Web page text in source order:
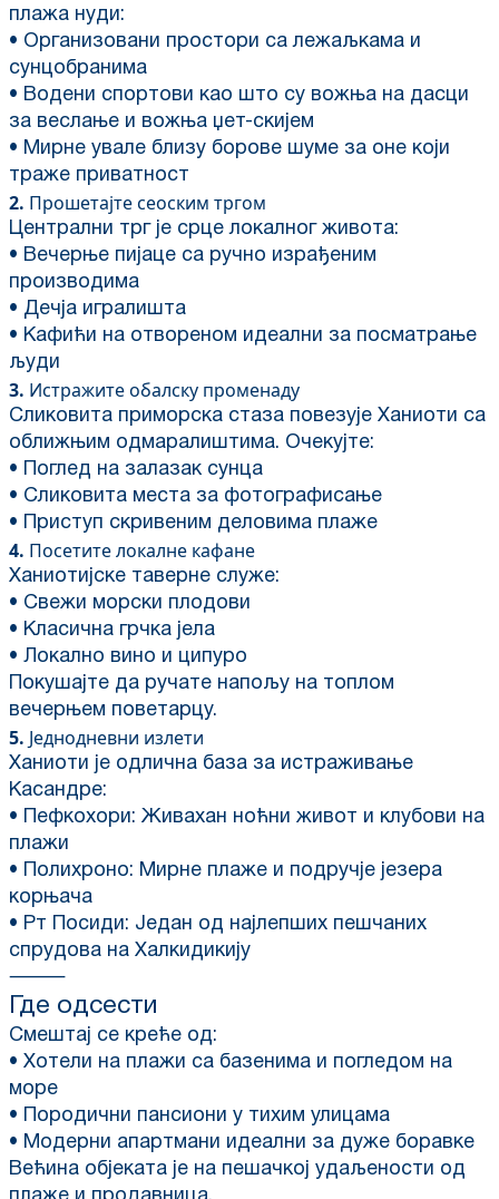
плажа нуди:
• Организовани простори са лежаљкама и
сунцобранима
• Водени спортови као што су вожња на дасци
за веслање и вожња џет-скијем
• Мирне увале близу борове шуме за оне који
траже приватност
2. Прошетајте сеоским тргом
Централни трг је срце локалног живота:
• Вечерње пијаце са ручно израђеним
производима
• Дечја игралишта
• Кафићи на отвореном идеални за посматрање
људи
3. Истражите обалску променаду
Сликовита приморска стаза повезује Ханиоти са
оближњим одмаралиштима. Очекујте:
• Поглед на залазак сунца
• Сликовита места за фотографисање
• Приступ скривеним деловима плаже
4. Посетите локалне кафане
Ханиотијске таверне служе:
• Свежи морски плодови
• Класична грчка јела
• Локално вино и ципуро
Покушајте да ручате напољу на топлом
вечерњем поветарцу.
5. Једнодневни излети
Ханиоти је одлична база за истраживање
Касандре:
• Пефкохори: Живахан ноћни живот и клубови на
плажи
• Полихроно: Мирне плаже и подручје језера
корњача
• Рт Посиди: Један од најлепших пешчаних
спрудова на Халкидикију
⸻
Где одсести
Смештај се креће од:
• Хотели на плажи са базенима и погледом на
море
• Породични пансиони у тихим улицама
• Модерни апартмани идеални за дуже боравке
Већина објеката је на пешачкој удаљености од